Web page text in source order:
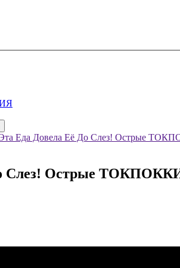
Еда Довела Её До Слез! Острые
Слез! Острые